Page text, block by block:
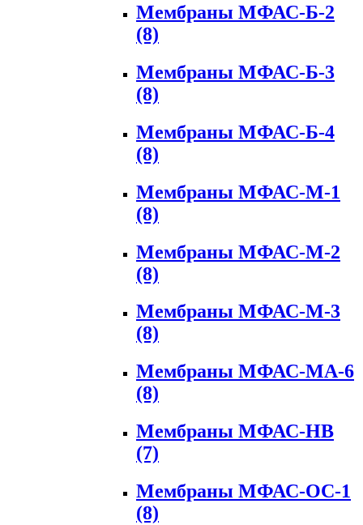
Мембраны МФАС-Б-2
(8)
Мембраны МФАС-Б-3
(8)
Мембраны МФАС-Б-4
(8)
Мембраны МФАС-М-1
(8)
Мембраны МФАС-М-2
(8)
Мембраны МФАС-М-3
(8)
Мембраны МФАС-МА-6
(8)
Мембраны МФАС-НВ
(7)
Мембраны МФАС-ОС-1
(8)